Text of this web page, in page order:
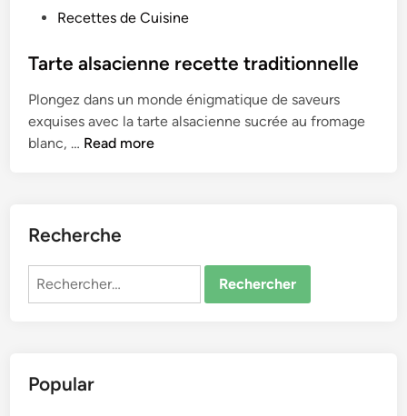
s
e
d
i
Recettes de Cuisine
Tarte alsacienne recette traditionnelle
Plongez dans un monde énigmatique de saveurs
exquises avec la tarte alsacienne sucrée au fromage
blanc, … T
e
s
e
Read more
Recherche
Rechercher :
Popular